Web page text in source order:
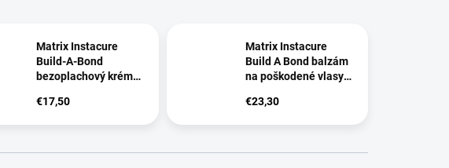
Matrix Instacure
Build-A-Bond
bezoplachový krém
75ml
€17,50
Matrix Instacure
Build A Bond balzám
na poškodené vlasy
€23,30